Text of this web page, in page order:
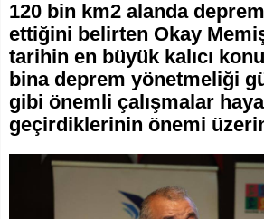
120 bin km2 alanda
ettiğini belirten Okay
tarihin en büyük kalıcı
bina deprem yönetmeliği
gibi önemli çalışmalar
geçirdiklerinin önemi